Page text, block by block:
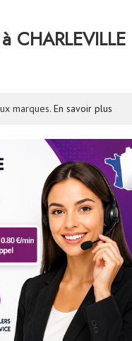
CHARLEVILLE
marques. En savoir plus